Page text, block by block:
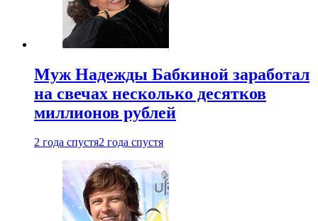
Муж Надежды Бабкиной заработал
на свечах несколько десятков
миллионов рублей
2 года спустя2 года спустя